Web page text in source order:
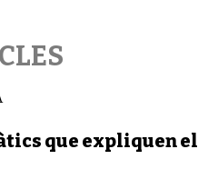
que expliquen el